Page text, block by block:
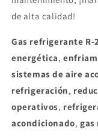
de alta calidad!
Gas refrigerante R-
energética,
sistemas de aire
refrigeración,
operativos,
acondicionado,